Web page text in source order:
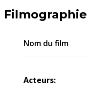
Filmographie
Nom du film
Acteurs: